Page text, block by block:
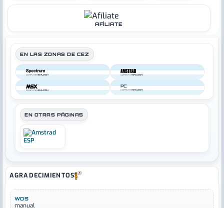
AFÍLIATE
EN LAS ZONAS DE CEZ
COMPUTER COMPUTER
COMPUTER
PC
COMPUTER
EN OTRAS PÁGINAS
AGRADECIMIENTOS
WOS
manual